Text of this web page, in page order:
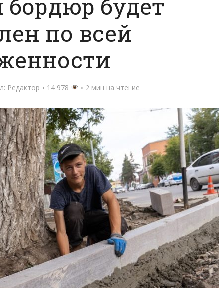
будет
по всей
Редактор 14 978 2 мин на чтение